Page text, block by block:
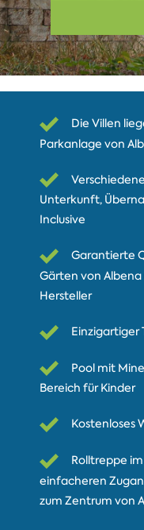
Die Villen
Parkanlage von
Unterkunft,
Inclusive
Garantierte
Gärten von
Hersteller
Einzigartiger
Pool mit
Bereich für Kinder
Kostenloses
Rolltreppe
einfacheren
zum Zentrum von